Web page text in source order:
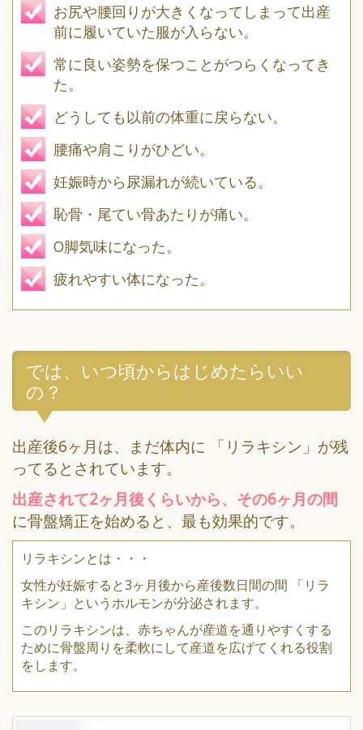
お尻や腰回りが大きくなってしまって出産
前に履いていた服が入らない。
常に良い姿勢を保つことがつらくなってき
た。
どうしても以前の体重に戻らない。
腰痛や肩こりがひどい。
妊娠時から尿漏れが続いている。
恥骨・尾てい骨あたりが痛い。
O脚気味になった。
疲れやすい体になった。
では、いつ頃からはじめたらいい
の？
出産後6ヶ月は、まだ体内に 「リラキシン」が残
ってるとされています。
出産されて2ヶ月後くらいから、その6ヶ月の間
に骨盤矯正を始めると、最も効果的です。
リラキシンとは・・・
女性が妊娠すると3ヶ月後から産後数日間の間 「リラ
キシン」というホルモンが分泌されます。
このリラキシンは、赤ちゃんが産道を通りやすくする
ために骨盤周りを柔軟にして産道を広げてくれる役割
をします。